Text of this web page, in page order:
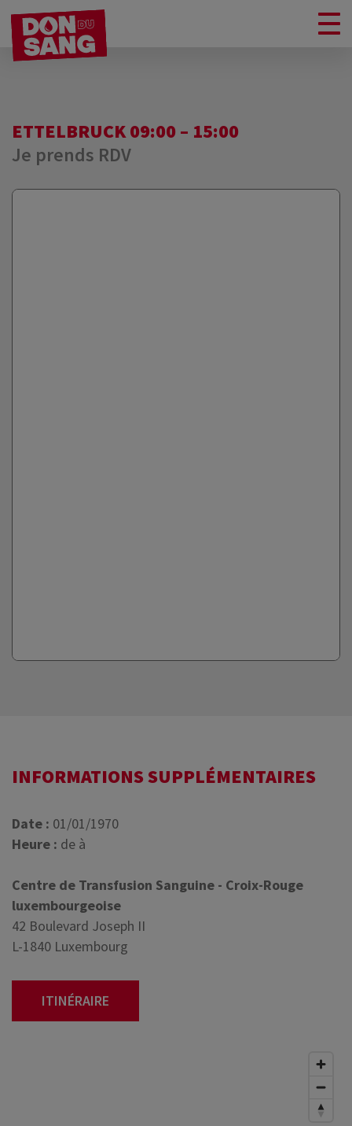
ETTELBRUCK 09:00 – 15:00
Je prends RDV
INFORMATIONS SUPPLÉMENTAIRES
Date : 01/01/1970
Heure : de à
Centre de Transfusion Sanguine - Croix-Rouge
luxembourgeoise
42 Boulevard Joseph II
L-1840 Luxembourg
ITINÉRAIRE